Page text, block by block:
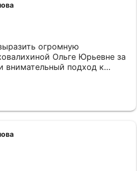
огромную
Ольге Юрьевне за
внимательный подход к
и быстрое
обращаюсь в "
и каждый раз меня приятно
наилучшие решения,
мой процесс
и решение возникших